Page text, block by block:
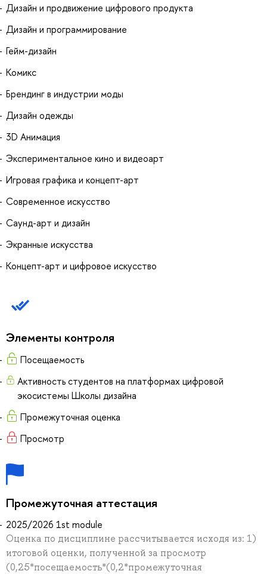
Дизайн и продвижение цифрового продукта
Дизайн и программирование
Гейм-дизайн
Комикс
Брендинг в индустрии моды
Дизайн одежды
3D Анимация
Экспериментальное кино и видеоарт
Игровая графика и концепт-арт
Современное искусство
Саунд-арт и дизайн
Экранные искусства
Концепт-арт и цифровое искусство
Элементы контроля
Посещаемость
Активность студентов на платформах цифровой
экосистемы Школы дизайна
Промежуточная оценка
Просмотр
Промежуточная аттестация
2025/2026 1st module
Оценка по дисциплине рассчитывается исходя из: 1)
итоговой оценки, полученной за просмотр
(0,25*посещаемость*(0,2*промежуточная